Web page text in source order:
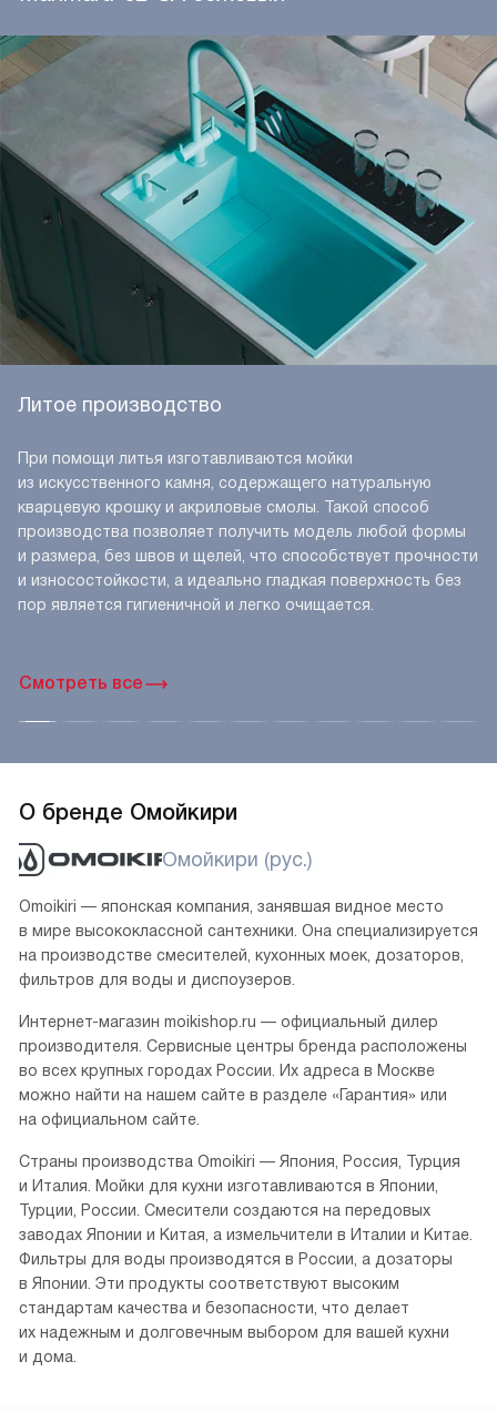
Смотреть все
Литое производство
При помощи литья изготавливаются мойки
из искусственного камня, содержащего натуральную
кварцевую крошку и акриловые смолы. Такой способ
производства позволяет получить модель любой формы
и размера, без швов и щелей, что способствует прочности
и износостойкости, а идеально гладкая поверхность без
пор является гигиеничной и легко очищается.
О бренде Омойкири
Омойкири (рус.)
Omoikiri — японская компания, занявшая видное место
в мире высококлассной сантехники. Она специализируется
на производстве смесителей, кухонных моек, дозаторов,
фильтров для воды и диспоузеров.
Интернет-магазин moikishop.ru — официальный дилер
производителя. Сервисные центры бренда расположены
во всех крупных городах России. Их адреса в Москве
можно найти на нашем сайте в разделе «Гарантия» или
на официальном сайте.
Страны производства Omoikiri — Япония, Россия, Турция
и Италия. Мойки для кухни изготавливаются в Японии,
Турции, России. Смесители создаются на передовых
заводах Японии и Китая, а измельчители в Италии и Китае.
Фильтры для воды производятся в России, а дозаторы
в Японии. Эти продукты соответствуют высоким
стандартам качества и безопасности, что делает
их надежным и долговечным выбором для вашей кухни
и дома.